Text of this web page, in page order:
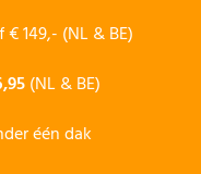
149,- (NL & BE)
(NL & BE)
één dak